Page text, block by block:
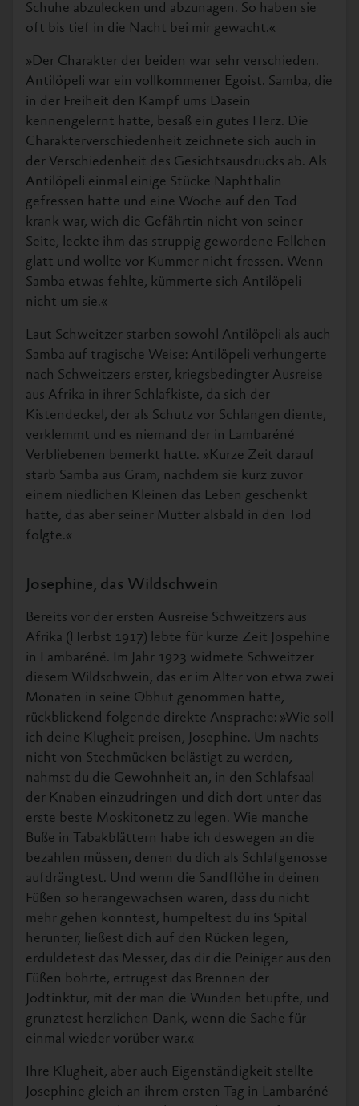
Schuhe abzulecken und abzunagen. So haben sie
oft bis tief in die Nacht bei mir gewacht.«
»Der Charakter der beiden war sehr verschieden.
Antilöpeli war ein vollkommener Egoist. Samba, die
in der Freiheit den Kampf ums Dasein
kennengelernt hatte, besaß ein gutes Herz. Die
Charakterverschiedenheit zeichnete sich auch in
der Verschiedenheit des Gesichtsausdrucks ab. Als
Antilöpeli einmal einige Stücke Naphthalin
gefressen hatte und eine Woche auf den Tod
krank war, wich die Gefährtin nicht von seiner
Seite, leckte ihm das struppig gewordene Fellchen
glatt und wollte vor Kummer nicht fressen. Wenn
Samba etwas fehlte, kümmerte sich Antilöpeli
nicht um sie.«
Laut Schweitzer starben sowohl Antilöpeli als auch
Samba auf tragische Weise: Antilöpeli verhungerte
nach Schweitzers erster, kriegsbedingter Ausreise
aus Afrika in ihrer Schlafkiste, da sich der
Kistendeckel, der als Schutz vor Schlangen diente,
verklemmt und es niemand der in Lambaréné
Verbliebenen bemerkt hatte. »Kurze Zeit darauf
starb Samba aus Gram, nachdem sie kurz zuvor
einem niedlichen Kleinen das Leben geschenkt
hatte, das aber seiner Mutter alsbald in den Tod
folgte.«
Josephine, das Wildschwein
Bereits vor der ersten Ausreise Schweitzers aus
Afrika (Herbst 1917) lebte für kurze Zeit Jospehine
in Lambaréné. Im Jahr 1923 widmete Schweitzer
diesem Wildschwein, das er im Alter von etwa zwei
Monaten in seine Obhut genommen hatte,
rückblickend folgende direkte Ansprache: »Wie soll
ich deine Klugheit preisen, Josephine. Um nachts
nicht von Stechmücken belästigt zu werden,
nahmst du die Gewohnheit an, in den Schlafsaal
der Knaben einzudringen und dich dort unter das
erste beste Moskitonetz zu legen. Wie manche
Buße in Tabakblättern habe ich deswegen an die
bezahlen müssen, denen du dich als Schlafgenosse
aufdrängtest. Und wenn die Sandflöhe in deinen
Füßen so herangewachsen waren, dass du nicht
mehr gehen konntest, humpeltest du ins Spital
herunter, ließest dich auf den Rücken legen,
erduldetest das Messer, das dir die Peiniger aus den
Füßen bohrte, ertrugest das Brennen der
Jodtinktur, mit der man die Wunden betupfte, und
grunztest herzlichen Dank, wenn die Sache für
einmal wieder vorüber war.«
Ihre Klugheit, aber auch Eigenständigkeit stellte
Josephine gleich an ihrem ersten Tag in Lambaréné